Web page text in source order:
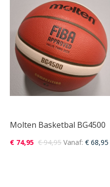
Molten Basketbal BG4500
€ 74,95 € 94,95 Vanaf € 68,95